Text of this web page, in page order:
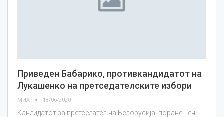
Приведен Бабарико, противкандидатот на
Лукашенко на претседателските избори
МИА 18/06/2020
Кандидатот за претседател на Белорусија, поранешен